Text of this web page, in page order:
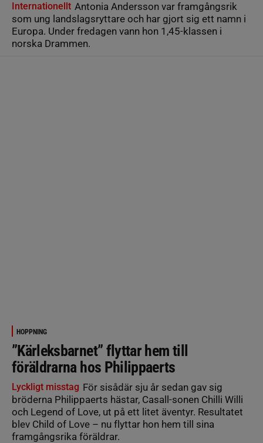
Internationellt Antonia Andersson var framgångsrik
som ung landslagsryttare och har gjort sig ett namn i
Europa. Under fredagen vann hon 1,45-klassen i
norska Drammen.
HOPPNING
”Kärleksbarnet” flyttar hem till
föräldrarna hos Philippaerts
Lyckligt misstag För sisådär sju år sedan gav sig
bröderna Philippaerts hästar, Casall-sonen Chilli Willi
och Legend of Love, ut på ett litet äventyr. Resultatet
blev Child of Love – nu flyttar hon hem till sina
framgångsrika föräldrar.